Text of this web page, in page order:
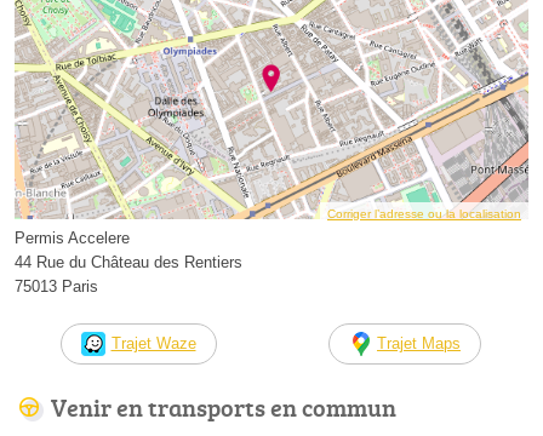
Corriger l’adresse ou la localisation
Permis Accelere
44 Rue du Château des Rentiers
75013 Paris
Trajet Waze Trajet Maps
Venir en transports en commun